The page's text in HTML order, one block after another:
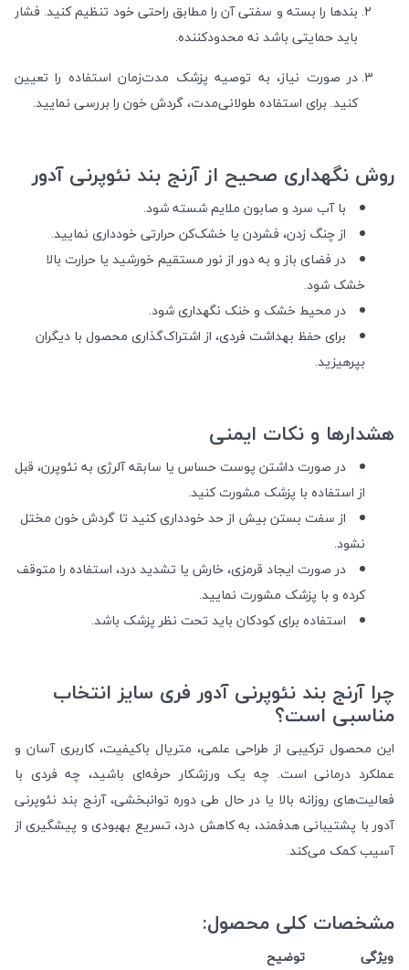
بندها را بسته و سفتی آن را مطابق راحتی خود تنظیم کنید. فشار
باید حمایتی باشد نه محدودکننده.
در صورت نیاز، به توصیه پزشک مدت‌زمان استفاده را تعیین
کنید. برای استفاده طولانی‌مدت، گردش خون را بررسی نمایید.
روش نگهداری صحیح از آرنج بند نئوپرنی آدور
با آب سرد و صابون ملایم شسته شود.
از چنگ زدن، فشردن یا خشک‌کن حرارتی خودداری نمایید.
در فضای باز و به دور از نور مستقیم خورشید یا حرارت بالا
خشک شود.
در محیط خشک و خنک نگهداری شود.
برای حفظ بهداشت فردی، از اشتراک‌گذاری محصول با دیگران
بپرهیزید.
هشدارها و نکات ایمنی
در صورت داشتن پوست حساس یا سابقه آلرژی به نئوپرن، قبل
از استفاده با پزشک مشورت کنید.
از سفت بستن بیش از حد خودداری کنید تا گردش خون مختل
نشود.
در صورت ایجاد قرمزی، خارش یا تشدید درد، استفاده را متوقف
کرده و با پزشک مشورت نمایید.
استفاده برای کودکان باید تحت نظر پزشک باشد.
چرا آرنج بند نئوپرنی آدور فری سایز انتخاب
مناسبی است؟
این محصول ترکیبی از طراحی علمی، متریال باکیفیت، کاربری آسان و
عملکرد درمانی است. چه یک ورزشکار حرفه‌ای باشید، چه فردی با
فعالیت‌های روزانه بالا یا در حال طی دوره توانبخشی، آرنج بند نئوپرنی
آدور با پشتیبانی هدفمند، به کاهش درد، تسریع بهبودی و پیشگیری از
آسیب کمک می‌کند.
مشخصات کلی محصول:
ویژگی
توضیح